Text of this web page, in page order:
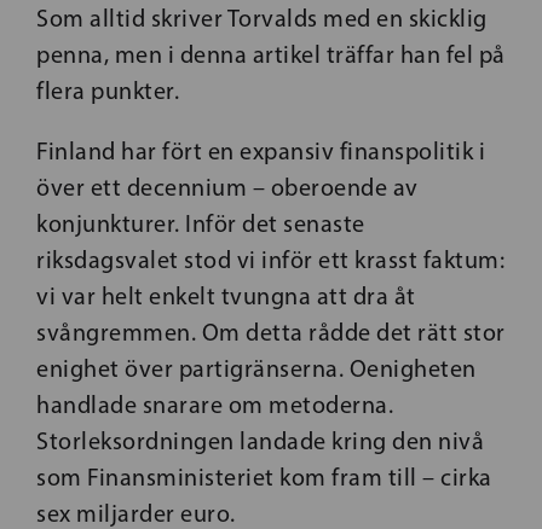
Som alltid skriver Torvalds med en skicklig
penna, men i denna artikel träffar han fel på
flera punkter.
Finland har fört en expansiv finanspolitik i
över ett decennium – oberoende av
konjunkturer. Inför det senaste
riksdagsvalet stod vi inför ett krasst faktum:
vi var helt enkelt tvungna att dra åt
svångremmen. Om detta rådde det rätt stor
enighet över partigränserna. Oenigheten
handlade snarare om metoderna.
Storleksordningen landade kring den nivå
som Finansministeriet kom fram till – cirka
sex miljarder euro.